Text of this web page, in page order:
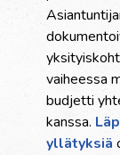
vaiheessa
budjetti
kanssa.
yllätyksiä